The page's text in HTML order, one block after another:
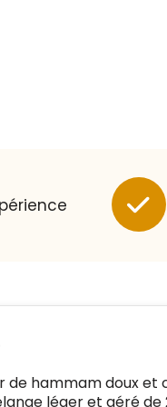
de hammam doux
léger et aéré